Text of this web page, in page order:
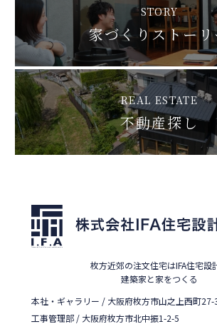
STORY
家づくりストー
REAL ESTATE
不動産探し
枚方近郊の注文住宅はIFA住宅設
建築家と家をつくる
本社・ギャラリー / 大阪府枚方市山之上西町27-
工事管理部 / 大阪府枚方市北中振1-2-5